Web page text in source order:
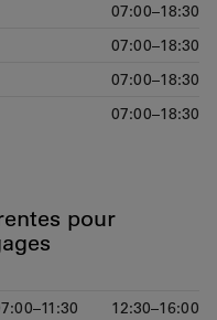
07:00–18:30
07:00–18:30
07:00–18:30
07:00–18:30
pour
12:30–16:00